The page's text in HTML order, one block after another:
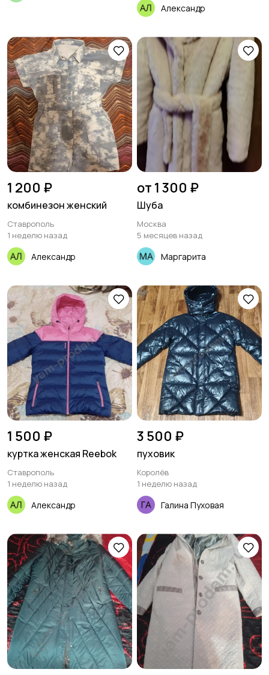
Александр
1 200 ₽
комбинезон женский
Ставрополь
1 неделю назад
Александр
от 1 300 ₽
Шуба
Москва
5 месяцев назад
Маргарита
1 500 ₽
куртка женская Reebok
Ставрополь
1 неделю назад
Александр
3 500 ₽
пуховик
Королёв
1 неделю назад
Галина Пуховая